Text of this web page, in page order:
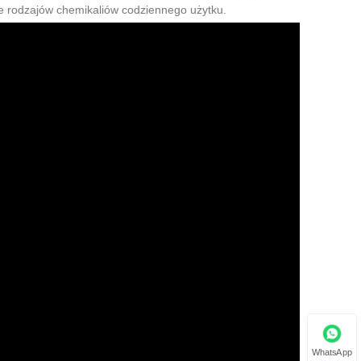
chemikaliów codziennego użytku.
WhatsApp